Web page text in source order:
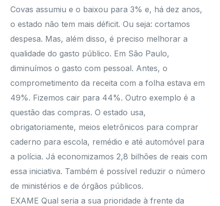
Covas assumiu e o baixou para 3% e, há dez anos,
o estado não tem mais déficit. Ou seja: cortamos
despesa. Mas, além disso, é preciso melhorar a
qualidade do gasto público. Em São Paulo,
diminuímos o gasto com pessoal. Antes, o
comprometimento da receita com a folha estava em
49%. Fizemos cair para 44%. Outro exemplo é a
questão das compras. O estado usa,
obrigatoriamente, meios eletrônicos para comprar
caderno para escola, remédio e até automóvel para
a polícia. Já economizamos 2,8 bilhões de reais com
essa iniciativa. Também é possível reduzir o número
de ministérios e de órgãos públicos.
EXAME Qual seria a sua prioridade à frente da